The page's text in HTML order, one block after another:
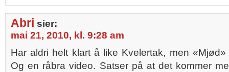
Abri sier:
mai 21, 2010, kl. 9:28 am
Har aldri helt klart å like Kvelertak, men
Og en råbra video. Satser på at det kommer